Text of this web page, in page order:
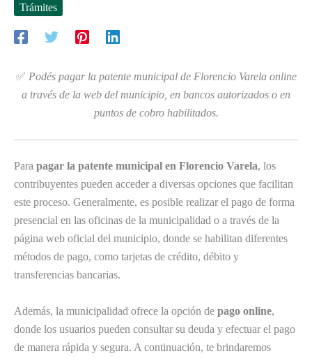
Trámites
✅ Podés pagar la patente municipal de Florencio Varela online
a través de la web del municipio, en bancos autorizados o en
puntos de cobro habilitados.
Para pagar la patente municipal en Florencio Varela, los
contribuyentes pueden acceder a diversas opciones que facilitan
este proceso. Generalmente, es posible realizar el pago de forma
presencial en las oficinas de la municipalidad o a través de la
página web oficial del municipio, donde se habilitan diferentes
métodos de pago, como tarjetas de crédito, débito y
transferencias bancarias.
Además, la municipalidad ofrece la opción de pago online,
donde los usuarios pueden consultar su deuda y efectuar el pago
de manera rápida y segura. A continuación, te brindaremos